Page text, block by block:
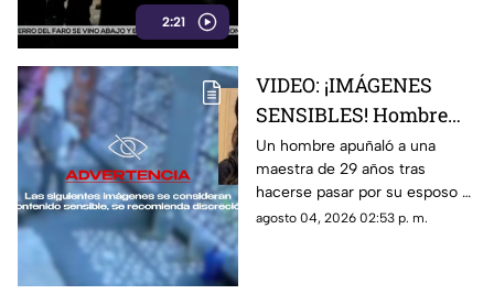
2:21
VIDEO: ¡IMÁGENES
SENSIBLES! Hombre
apuñala más de 30
veces a maestra de 29
años en una escuela
Un hombre apuñaló a una
maestra de 29 años tras
hacerse pasar por su esposo e
ingresar a la escuela; te
agosto 04, 2026 02:53 p. m.